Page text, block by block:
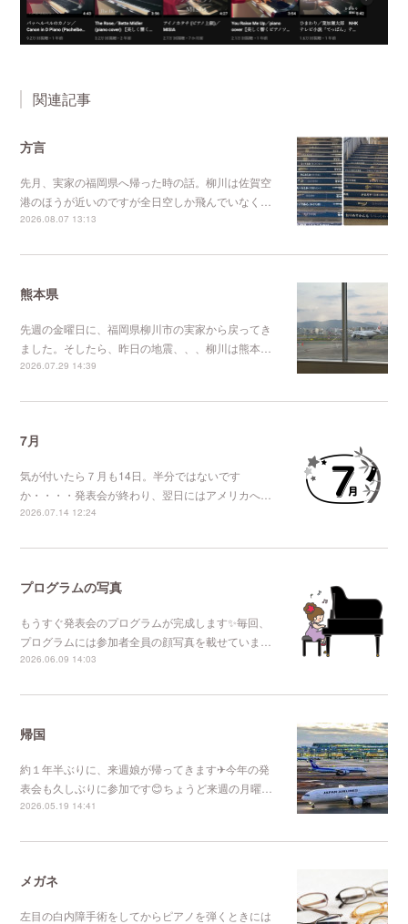
関連記事
方言
先月、実家の福岡県へ帰った時の話。柳川は佐賀空
港のほうが近いのですが全日空しか飛んでいなく…
2026.08.07 13:13
熊本県
先週の金曜日に、福岡県柳川市の実家から戻ってき
ました。そしたら、昨日の地震、、、柳川は熊本…
2026.07.29 14:39
7月
気が付いたら７月も14日。半分ではないです
か・・・・発表会が終わり、翌日にはアメリカへ…
2026.07.14 12:24
プログラムの写真
もうすぐ発表会のプログラムが完成します✨毎回、
プログラムには参加者全員の顔写真を載せていま…
2026.06.09 14:03
帰国
約１年半ぶりに、来週娘が帰ってきます✈今年の発
表会も久しぶりに参加です😊ちょうど来週の月曜…
2026.05.19 14:41
メガネ
左目の白内障手術をしてからピアノを弾くときには